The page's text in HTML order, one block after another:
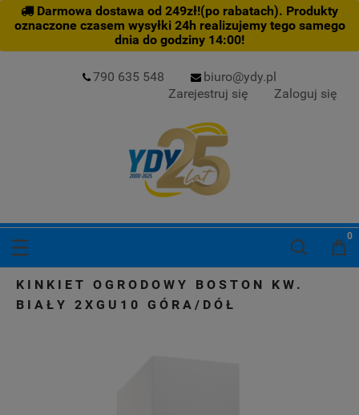
Darmowa dostawa od 249zł!(po rabatach). Produkty
oznaczone czasem wysyłki 24h realizujemy tego samego
dnia do godziny 14:00!
790 635 548
biuro@ydy.pl
Zarejestruj się
Zaloguj się
KINKIET OGRODOWY BOSTON KW.
BIAŁY 2XGU10 GÓRA/DÓŁ